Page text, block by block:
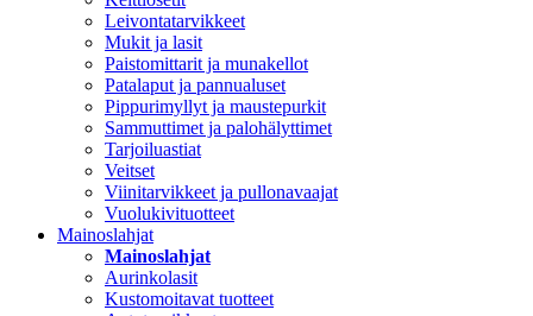
Leivontatarvikkeet
Mukit ja lasit
Paistomittarit ja munakellot
Patalaput ja pannualuset
Pippurimyllyt ja maustepurkit
Sammuttimet ja palohälyttimet
Tarjoiluastiat
Veitset
Viinitarvikkeet ja pullonavaajat
Vuolukivituotteet
Mainoslahjat
Mainoslahjat
Aurinkolasit
Kustomoitavat tuotteet